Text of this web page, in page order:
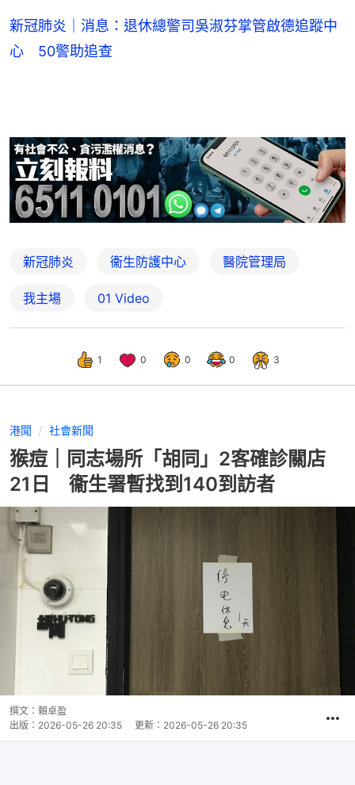
新冠肺炎｜消息：退休總警司吳淑芬掌管啟德追蹤中
心 50警助追查
新冠肺炎 衞生防護中心 醫院管理局
我主場 01 Video
1 0 0 0 3
港聞 社會新聞
猴痘｜同志場所「胡同」2客確診關店
21日 衞生署暫找到140到訪者
撰文： 賴卓盈
出版： 2026-05-26 20:35 更新： 2026-05-26 20:35